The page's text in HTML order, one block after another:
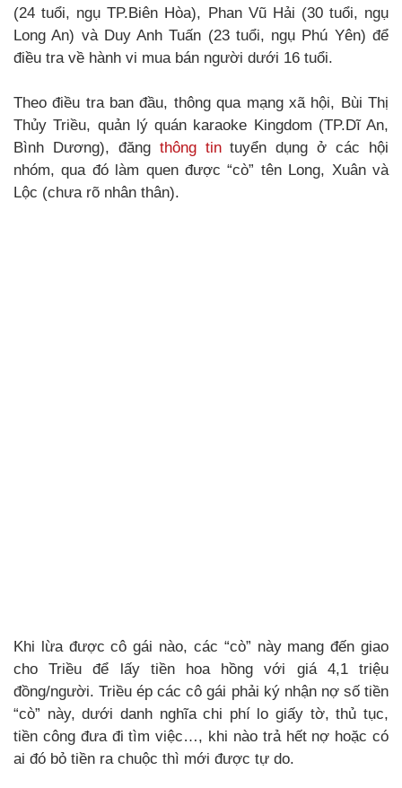
(24 tuổi, ngụ TP.Biên Hòa), Phan Vũ Hải (30 tuổi, ngụ
Long An) và Duy Anh Tuấn (23 tuổi, ngụ Phú Yên) để
điều tra về hành vi mua bán người dưới 16 tuổi.
Theo điều tra ban đầu, thông qua mạng xã hội, Bùi Thị
Thủy Triều, quản lý quán karaoke Kingdom (TP.Dĩ An,
Bình Dương), đăng thông tintuyển dụng ở các hội
nhóm, qua đó làm quen được “cò” tên Long, Xuân và
Lộc (chưa rõ nhân thân).
Khi lừa được cô gái nào, các “cò” này mang đến giao
cho Triều để lấy tiền hoa hồng với giá 4,1 triệu
đồng/người. Triều ép các cô gái phải ký nhận nợ số tiền
“cò” này, dưới danh nghĩa chi phí lo giấy tờ, thủ tục,
tiền công đưa đi tìm việc…, khi nào trả hết nợ hoặc có
ai đó bỏ tiền ra chuộc thì mới được tự do.